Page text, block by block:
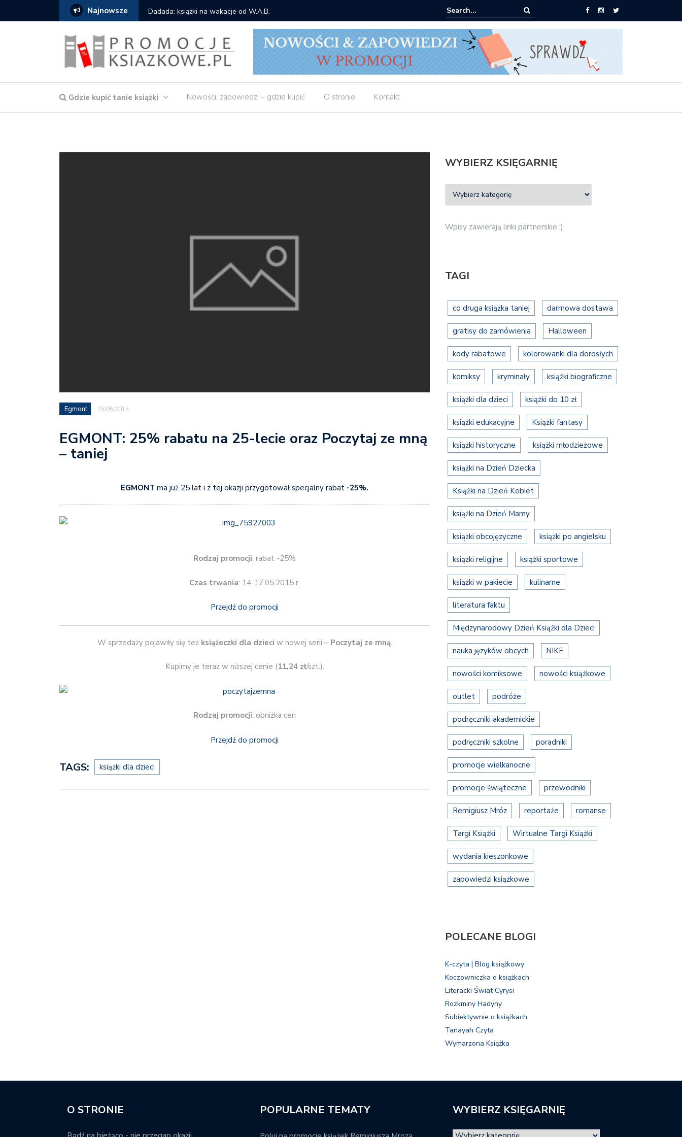
Najnowsze Dadada: książki na wakacje od W.A.B. Gdzie kupić: Mieczysław Gorzka – Copycat
Gdzie kupić tanie książki Nowości, zapowiedzi – gdzie kupić O stronie Kontakt
Egmont 15/05/2015
EGMONT: 25% rabatu na 25-lecie oraz Poczytaj ze mną
– taniej
EGMONT ma już 25 lat i z tej okazji przygotował specjalny rabat -25%.
Rodzaj promocji: rabat -25%
Czas trwania: 14-17.05.2015 r.
Przejdź do promocji
W sprzedaży pojawiły się też książeczki dla dzieci w nowej serii – Poczytaj ze mną.
Kupimy je teraz w niższej cenie (11,24 zł/szt.).
Rodzaj promocji: obniżka cen
Przejdź do promocji
TAGS: książki dla dzieci
WYBIERZ KSIĘGARNIĘ
Wpisy zawierają linki partnerskie :)
TAGI
co druga książka taniej darmowa dostawa
gratisy do zamówienia Halloween
kody rabatowe kolorowanki dla dorosłych
komiksy kryminały książki biograficzne
książki dla dzieci książki do 10 zł
książki edukacyjne Książki fantasy
książki historyczne książki młodzieżowe
książki na Dzień Dziecka
Książki na Dzień Kobiet
książki na Dzień Mamy
książki obcojęzyczne książki po angielsku
książki religijne książki sportowe
książki w pakiecie kulinarne
literatura faktu
Międzynarodowy Dzień Książki dla Dzieci
nauka języków obcych NIKE
nowości komiksowe nowości książkowe
outlet podróże
podręczniki akademickie
podręczniki szkolne poradniki
promocje wielkanocne
promocje świąteczne przewodniki
Remigiusz Mróz reportaże romanse
Targi Książki Wirtualne Targi Książki
wydania kieszonkowe
zapowiedzi książkowe
POLECANE BLOGI
K-czyta | Blog książkowy
Koczowniczka o książkach
Literacki Świat Cyrysi
Rozkminy Hadyny
Subiektywnie o książkach
Tanayah Czyta
Wymarzona Książka
O STRONIE POPULARNE TEMATY WYBIERZ KSIĘGARNIĘ